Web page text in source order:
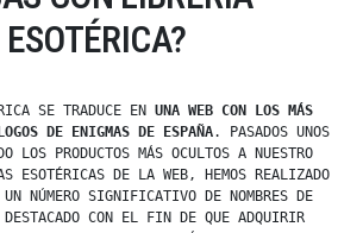
ESOTÉRICA?
SE TRADUCE EN UNA WEB CON LOS MÁS
DE ENIGMAS DE ESPAÑA. PASADOS UNOS
LOS PRODUCTOS MÁS OCULTOS A NUESTRO
ESOTÉRICAS DE LA WEB, HEMOS REALIZADO
NÚMERO SIGNIFICATIVO DE NOMBRES DE
CON EL FIN DE QUE ADQUIRIR